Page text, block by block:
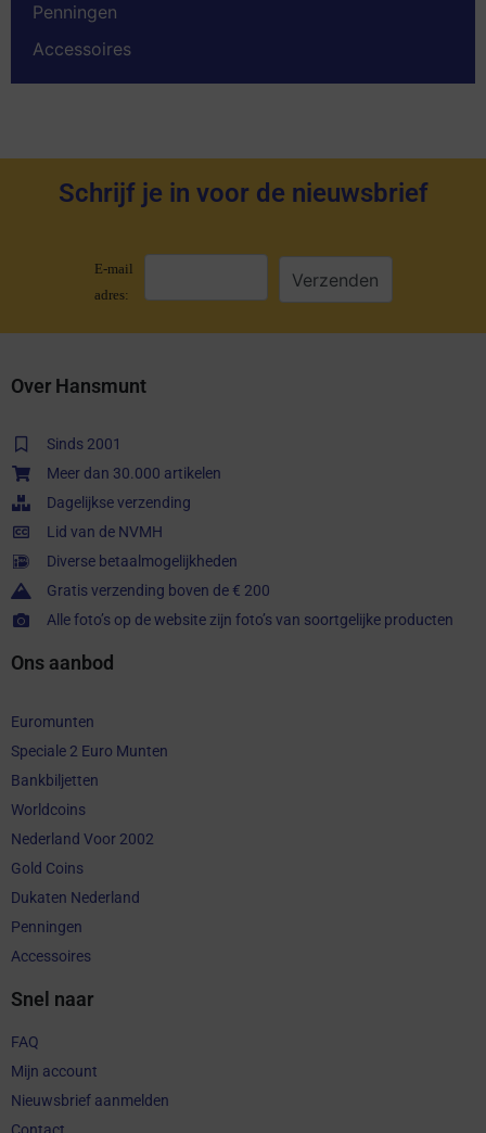
Penningen
Accessoires
Schrijf je in voor de nieuwsbrief
E-mail
adres:
Over Hansmunt
Sinds 2001
Meer dan 30.000 artikelen
Dagelijkse verzending
Lid van de NVMH
Diverse betaalmogelijkheden
Gratis verzending boven de € 200
Alle foto’s op de website zijn foto’s van soortgelijke producten
Ons aanbod
Euromunten
Speciale 2 Euro Munten
Bankbiljetten
Worldcoins
Nederland Voor 2002
Gold Coins
Dukaten Nederland
Penningen
Accessoires
Snel naar
FAQ
Mijn account
Nieuwsbrief aanmelden
Contact